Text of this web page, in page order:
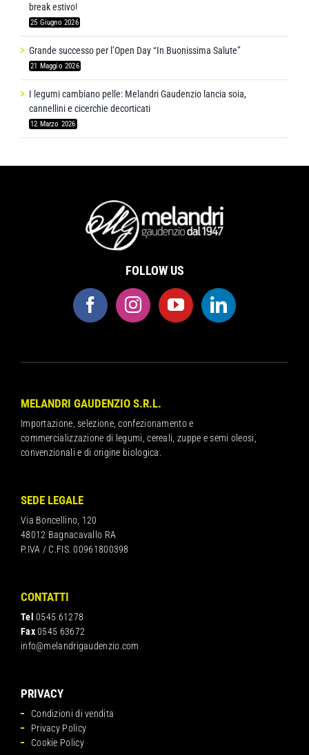
break estivo!
25 Giugno 2026
Grande successo per l’Open Day “In Buonissima Salute”
21 Maggio 2026
I legumi cambiano pelle: Melandri Gaudenzio lancia soia,
cannellini e cicerchie decorticati
12 Marzo 2026
FOLLOW US
MELANDRI GAUDENZIO S.R.L.
Importazione, selezione, confezionamento e
commercializzazione di legumi, cereali, zuppe e semi oleosi,
convenzionali e di origine biologica.
SEDE LEGALE
Via Boncellino, 120
48012 Bagnacavallo RA
P.IVA / C.FIS. 00961800398
CONTATTI
Tel 0545 61278
Fax0545 63672
info@melandrigaudenzio.com
PRIVACY
Condizioni di vendita
Privacy Policy
Cookie Policy